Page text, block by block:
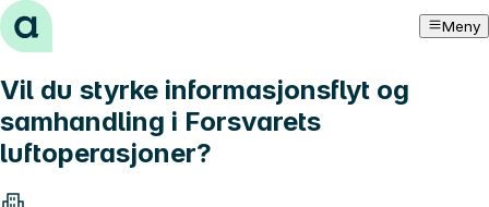
Hopp til innhold Meny
Vil du styrke informasjonsflyt og
samhandling i Forsvarets
luftoperasjoner?